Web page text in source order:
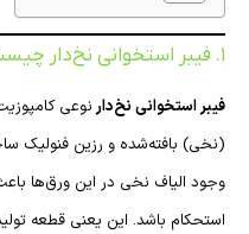
۱. فیبر استخوانی نخ‌دار چیست؟
فیبر استخوانی نخ‌دارنوعی
(نخی) بافته‌شده و رزین فنولیک
وجود الیاف نخی در این ورق‌ها
استحکام باشد. این یعنی قطعه